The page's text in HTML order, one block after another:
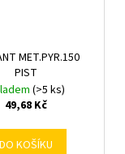
MET.PYR.150
PIST
(>5 ks)
49,68 Kč
DO KOŠÍKU